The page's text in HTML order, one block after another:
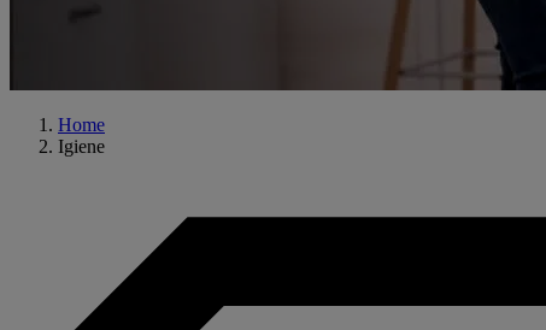
Home
Igiene